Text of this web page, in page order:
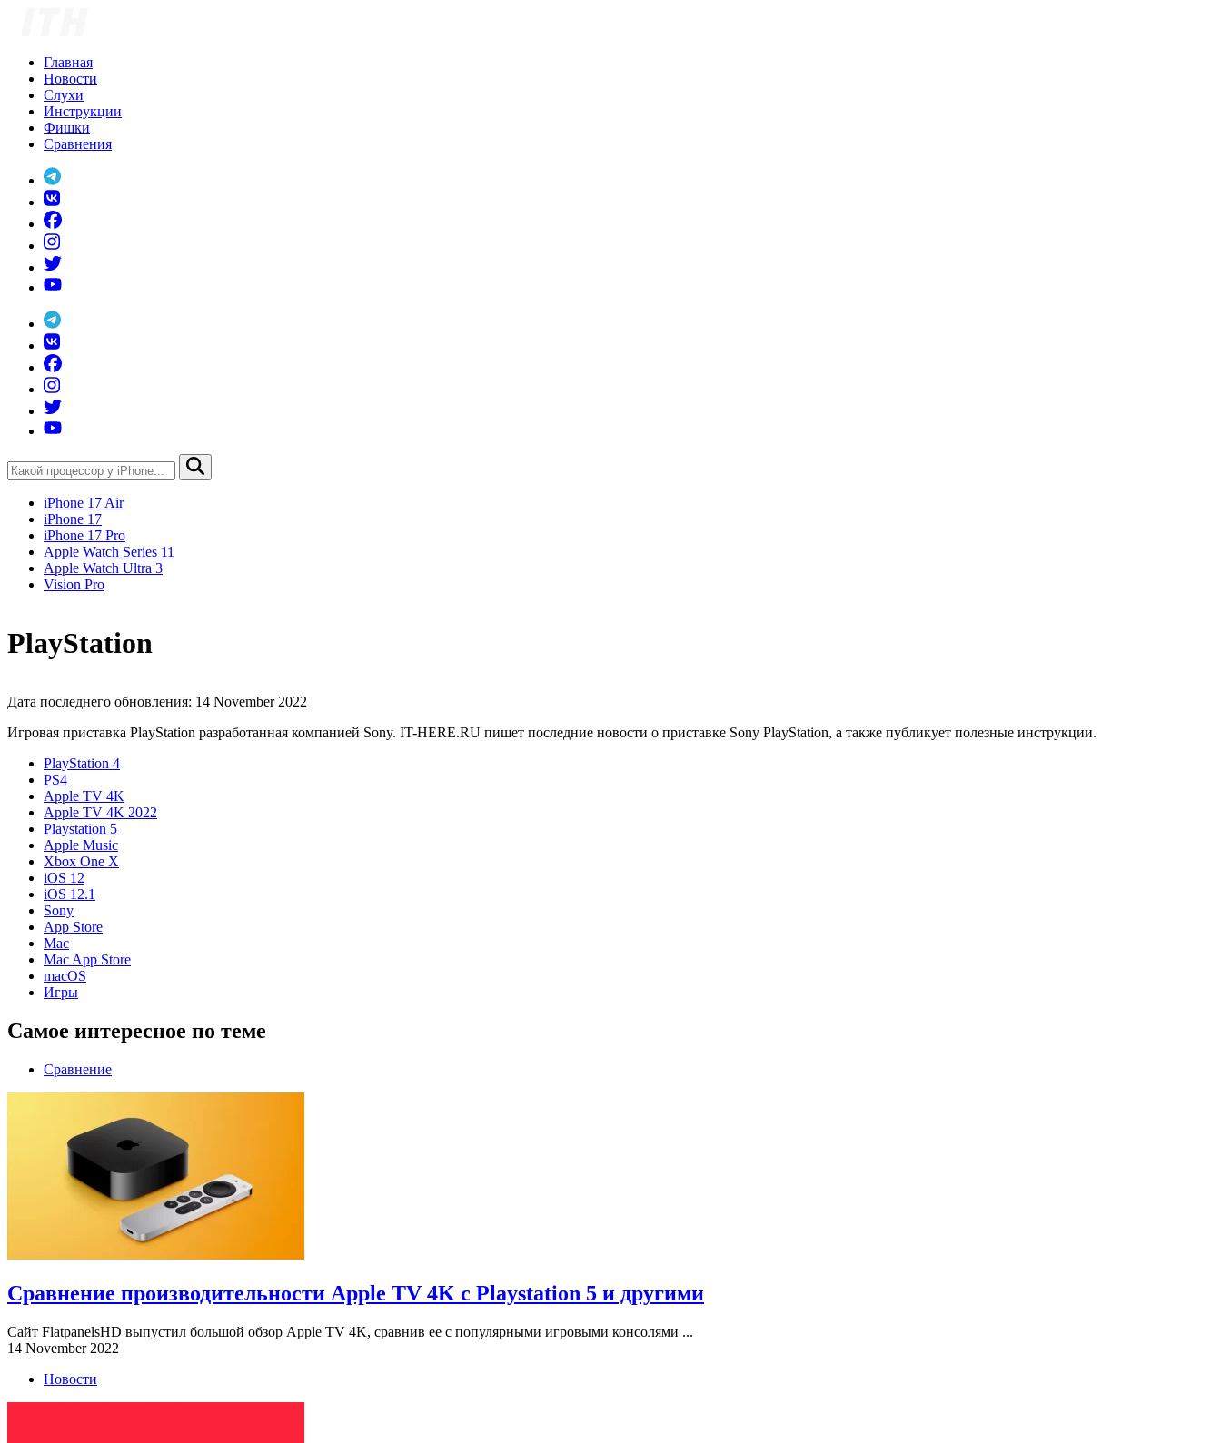
Главная
Новости
Слухи
Инструкции
Фишки
Сравнения
iPhone 17 Air
iPhone 17
iPhone 17 Pro
Apple Watch Series 11
Apple Watch Ultra 3
Vision Pro
PlayStation
Дата последнего обновления: 14 November 2022
Игровая приставка PlayStation разработанная компанией Sony. IT-HERE.RU пишет последние новости о приставке Sony PlayStation, а также публикует полезные инструкции.
PlayStation 4
PS4
Apple TV 4K
Apple TV 4K 2022
Playstation 5
Apple Music
Xbox One X
iOS 12
iOS 12.1
Sony
App Store
Mac
Mac App Store
macOS
Игры
Самое интересное по теме
Сравнение
Сравнение производительности Apple TV 4K c Playstation 5 и другими
Сайт FlatpanelsHD выпустил большой обзор Apple TV 4K, сравнив ее с популярными игровыми консолями ...
14 November 2022
Новости